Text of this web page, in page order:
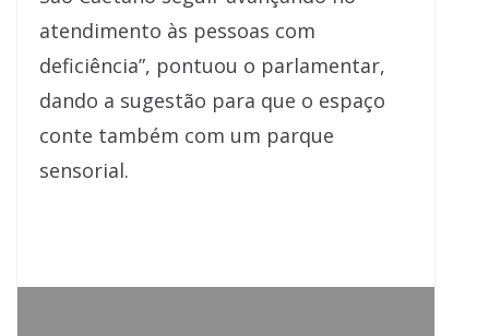
atendimento às pessoas com
deficiência”, pontuou o parlamentar,
dando a sugestão para que o espaço
conte também com um parque
sensorial.